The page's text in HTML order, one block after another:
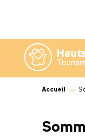
contenu
principal
Accueil